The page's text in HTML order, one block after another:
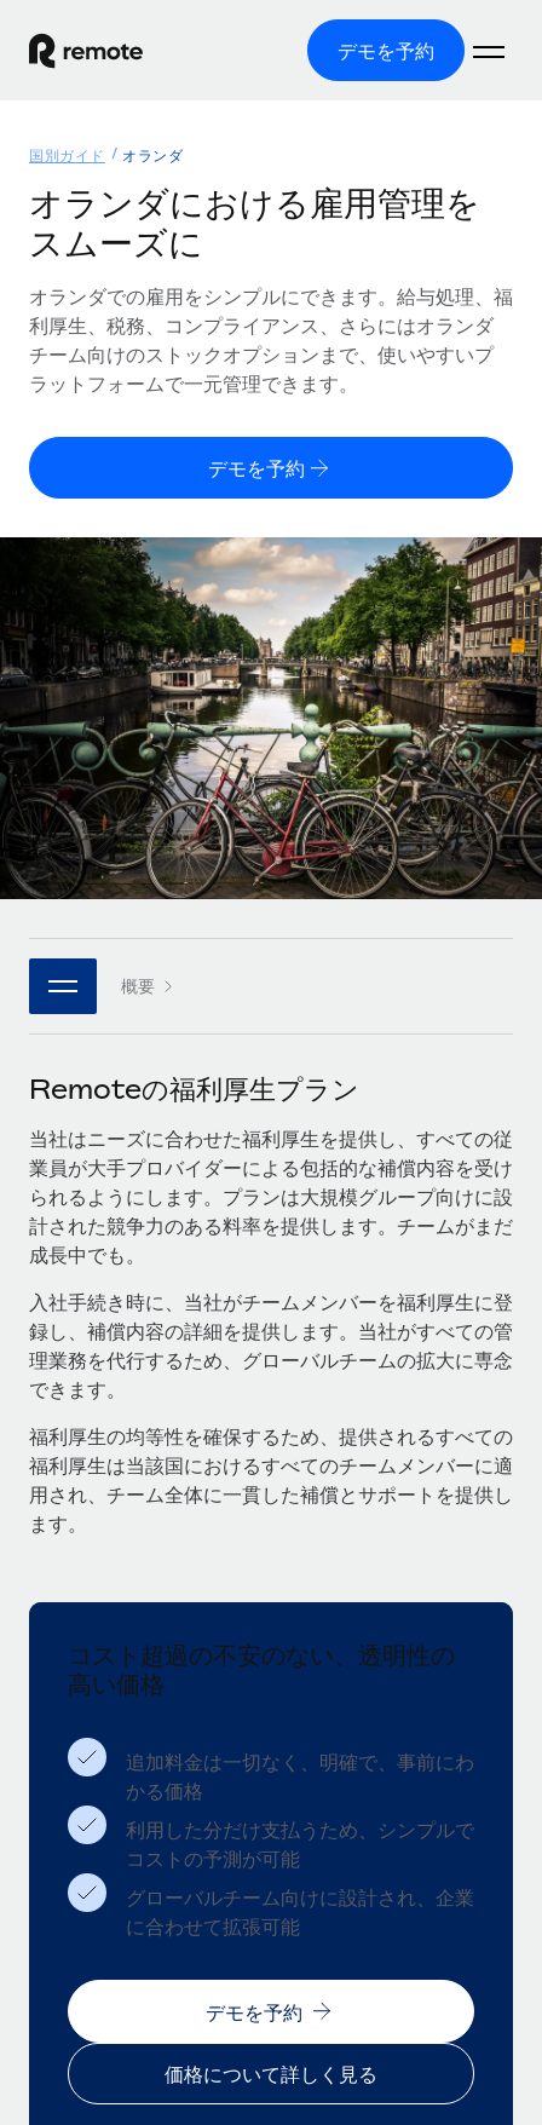
デモを予約
グローバル雇用
グローバル給与処理
コンプライアンス対応の給与処理を手軽に
Employer of Record（EOR）
グローバル展開をコストをかけずに実現
Contractor of Record
世界中の契約社員と法令を遵守して契約
世界中の契約社員をオンボーディングし、管理
PEO
複雑な雇用関連業務を外部委託
インフラ
Remote統合
人事機能をワークフローにシームレスに統合する
プラットフォーム
チームのための人事の基本機能を内蔵
接続 新しい
当社のMCPを使用して、あらゆるAIツールをRemoteに接続
統合
基本的なビジネスツールを活用して業務プロセスを効率化す
専門家に相談
グローバル人事・コンプライアンスの専門サポート
バックグラウンドチェック
Compliance Watchtower
コンプライアンスリスクを先回りして対応
ITデバイスを世界規模で提供・管理
法人設立
法令順守した法人をスピーディに設立
従業員の異動をスムーズに
福利厚生
従業員の福利厚生を簡単に管理
ソリューション
各国の制度に対応
国別ガイド
/国別のグローバル雇用支援を検索する
Remoteを他社と比較
成長の段階
スタートアップ
成長中の企業向けのアジャイルなグローバルHR・給与処理ソ
リューション
ミッドマーケット
カスタマイズされた人事ソリューションでチームを拡大する
企業
大企業向けのグローバルHR
パートナーに登録
戦略的テクノロジーパートナー
グローバルな人事機能を柔軟に自社プラットフォームへ統合
当社とのパートナーシップの可能性を検討する
Remote Build 近日リリース予定
統合とAI自動化に関するコンサルティング
活用事例
リソース
ツールと計算ツール
従業員コスト計算ツール
契約社員の報酬計算ツール
グローバルな契約社員向けに、通貨オプションと支払スピー
ドを確認する
REMOTEで学習
リサーチおよびガイド
活用事例
HR用語集
チェックリストおよびテンプレート
職務内容ライブラリ
ウェビナー
イベント
ニュースルーム
給与・人材情報
情報センター
サポートを依頼する
ブログ
グローバル給与処理
EORおよびPEO
契約社員管理
ブログを読む
ブログ
Remoteの製品アップデート：GustoとXeroの統合お
よびContractor Management Plus（契約社員管理
プラス）
Remoteの使命は、世界のどこにいても、あらゆる規模の企業が
業務に最適な人材を採用し、管理し、給与を支給できるようにす
ることです。この数週間で、新しい統合、機能、改良点をリリー
スしました。...
給与詐欺：種類、事例、ビジネスを守る方法
給与, 賃金は詐欺の特に魅力的な標的です。多額の資金がシステ
価格
English
Nederlands
Français
Deutsch
Español
Italiano
Português (Portugal)
日本語
한국어
ログイン
国別ガイド オランダ
オランダにおける雇用管理を
スムーズに
オランダでの雇用をシンプルにできます。給与処理、福
利厚生、税務、コンプライアンス、さらにはオランダ
チーム向けのストックオプションまで、使いやすいプ
ラットフォームで一元管理できます。
デモを予約
概要
Remoteの福利厚生プラン
当社はニーズに合わせた福利厚生を提供し、すべての従
業員が大手プロバイダーによる包括的な補償内容を受け
られるようにします。プランは大規模グループ向けに設
計された競争力のある料率を提供します。チームがまだ
成長中でも。
入社手続き時に、当社がチームメンバーを福利厚生に登
録し、補償内容の詳細を提供します。当社がすべての管
理業務を代行するため、グローバルチームの拡大に専念
できます。
福利厚生の均等性を確保するため、提供されるすべての
福利厚生は当該国におけるすべてのチームメンバーに適
用され、チーム全体に一貫した補償とサポートを提供し
ます。
コスト超過の不安のない、透明性の
高い価格
追加料金は一切なく、明確で、事前にわ
かる価格
利用した分だけ支払うため、シンプルで
コストの予測が可能
グローバルチーム向けに設計され、企業
に合わせて拡張可能
デモを予約
価格について詳しく見る